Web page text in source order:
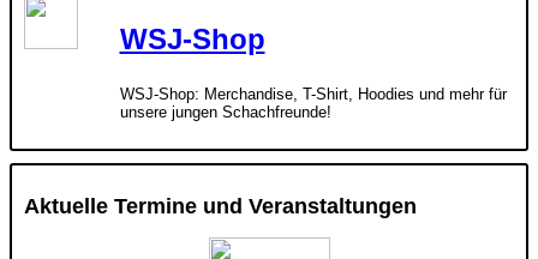
WSJ-Shop
WSJ-Shop: Merchandise, T-Shirt, Hoodies und mehr für
unsere jungen Schachfreunde!
Aktuelle Termine und Veranstaltungen